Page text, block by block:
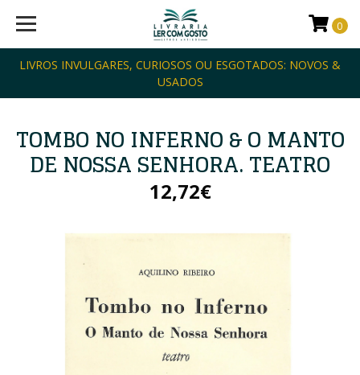
LIVROS INVULGARES, CURIOSOS OU ESGOTADOS: NOVOS &
USADOS
0
TOMBO NO INFERNO & O MANTO
DE NOSSA SENHORA. TEATRO
12,72€